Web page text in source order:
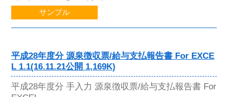
サンプル
平成28年度分 源泉徴収票/給与支払報告書 For EXCE
L 1.1(16.11.21公開 1,169K)
平成28年度分 手入力 源泉徴収票/給与支払報告書 For